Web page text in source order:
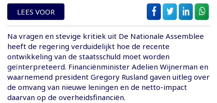
LEES VOOR
Na vragen en stevige kritiek uit De Nationale Assemblee
heeft de regering verduidelijkt hoe de recente
ontwikkeling van de staatsschuld moet worden
geïnterpreteerd. Financiënminister Adelien Wijnerman en
waarnemend president Gregory Rusland gaven uitleg over
de omvang van nieuwe leningen en de netto-impact
daarvan op de overheidsfinanciën.